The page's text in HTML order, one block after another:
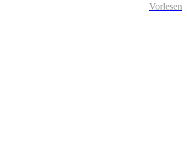
Vorlesen